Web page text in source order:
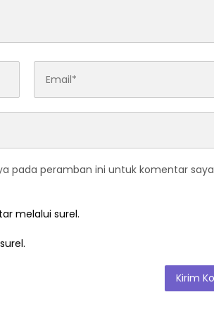
pada peramban ini untuk komentar saya
melalui surel.